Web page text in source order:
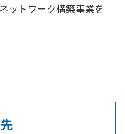
ットワーク構築事業を